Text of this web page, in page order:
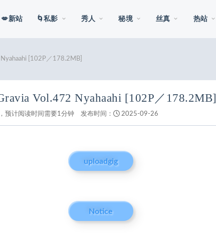
💋新站 🌀私影 秀人 秘境 丝真 热站
[102P／178.2MB]
Vol.472 Nyahaahi [102P／178.2MB]
预计阅读时间需要1分钟 发布时间： 2025-09-26
uploadgig
Notice